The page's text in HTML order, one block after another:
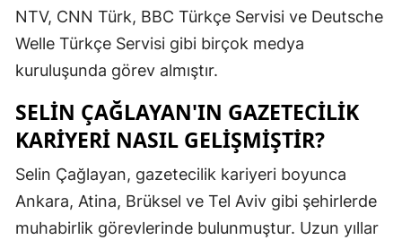
Kocaeli
Malatya
Mardin
NTV, CNN Türk, BBC Türkçe Servisi ve Deutsche
Welle Türkçe Servisi gibi birçok medya
kuruluşunda görev almıştır.
SELIN ÇAĞLAYAN'IN GAZETECILIK
KARIYERI NASIL GELIŞMIŞTIR?
Selin Çağlayan, gazetecilik kariyeri boyunca
Ankara, Atina, Brüksel ve Tel Aviv gibi şehirlerde
muhabirlik görevlerinde bulunmuştur. Uzun yıllar